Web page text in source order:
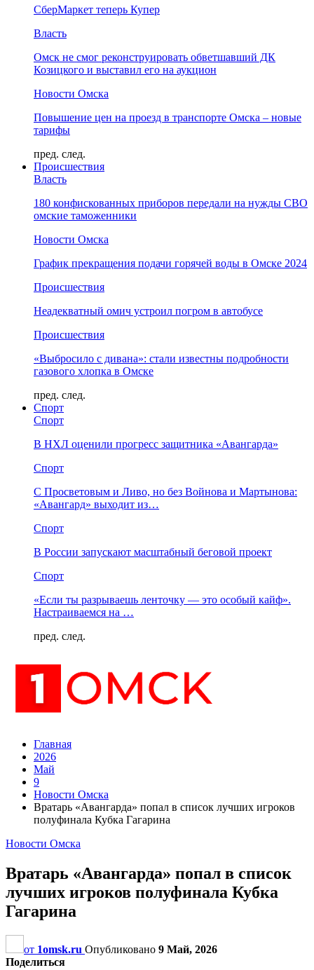
СберМаркет теперь Купер
Власть
Омск не смог реконструировать обветшавший ДК
Козицкого и выставил его на аукцион
Новости Омска
Повышение цен на проезд в транспорте Омска – новые
тарифы
пред. след.
Происшествия
Власть
180 конфискованных приборов передали на нужды СВО
омские таможенники
Новости Омска
График прекращения подачи горячей воды в Омске 2024
Происшествия
Неадекватный омич устроил погром в автобусе
Происшествия
«Выбросило с дивана»: стали известны подробности
газового хлопка в Омске
пред. след.
Спорт
Спорт
В НХЛ оценили прогресс защитника «Авангарда»
Спорт
С Просветовым и Ливо, но без Войнова и Мартынова:
«Авангард» выходит из…
Спорт
В России запускают масштабный беговой проект
Спорт
«Если ты разрываешь ленточку — это особый кайф».
Настраиваемся на …
пред. след.
Главная
2026
Май
9
Новости Омска
Вратарь «Авангарда» попал в список лучших игроков
полуфинала Кубка Гагарина
Новости Омска
Вратарь «Авангарда» попал в список
лучших игроков полуфинала Кубка
Гагарина
от 1omsk.ru Опубликовано 9 Май, 2026
Поделиться